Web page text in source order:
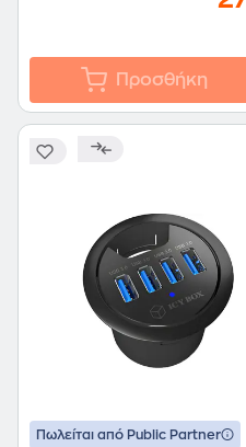
Προσθήκη
Πωλείται από Public Partner